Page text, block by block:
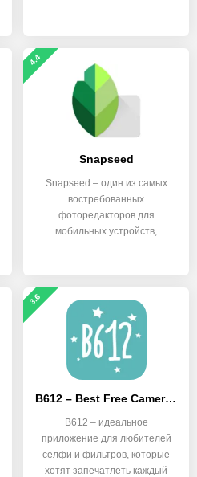
4.4
Snapseed
Snapseed – один из самых
востребованных
фоторедакторов для
мобильных устройств,
3.6
B612 – Best Free Camera & Photo/Video Editor
B612 – идеальное
приложение для любителей
селфи и фильтров, которые
хотят запечатлеть каждый